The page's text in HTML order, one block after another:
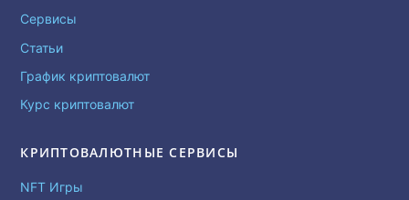
Сервисы
Статьи
График криптовалют
Курс криптовалют
КРИПТОВАЛЮТНЫЕ СЕРВИСЫ
NFT Игры